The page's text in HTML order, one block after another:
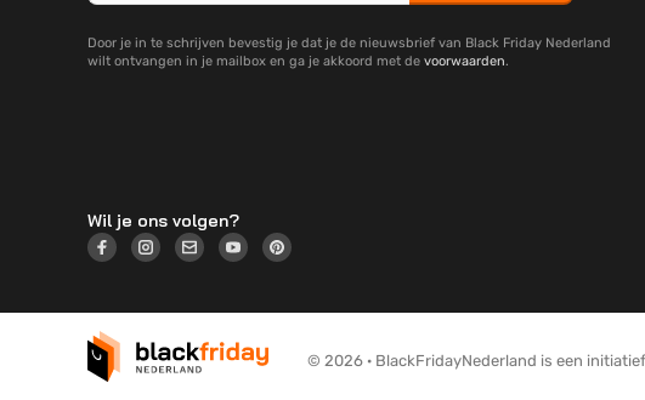
Door je in te schrijven bevestig je dat je de nieuwsbrief van Black Friday Nederland
wilt ontvangen in je mailbox en ga je akkoord met de voorwaarden.
Wil je ons volgen?
© 2026 · BlackFridayNederland is een